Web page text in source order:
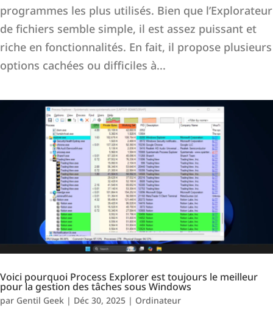
programmes les plus utilisés. Bien que l’Explorateur
de fichiers semble simple, il est assez puissant et
riche en fonctionnalités. En fait, il propose plusieurs
options cachées ou difficiles à...
Voici pourquoi Process Explorer est toujours le meilleur
pour la gestion des tâches sous Windows
par Gentil Geek | Déc 30, 2025 | Ordinateur